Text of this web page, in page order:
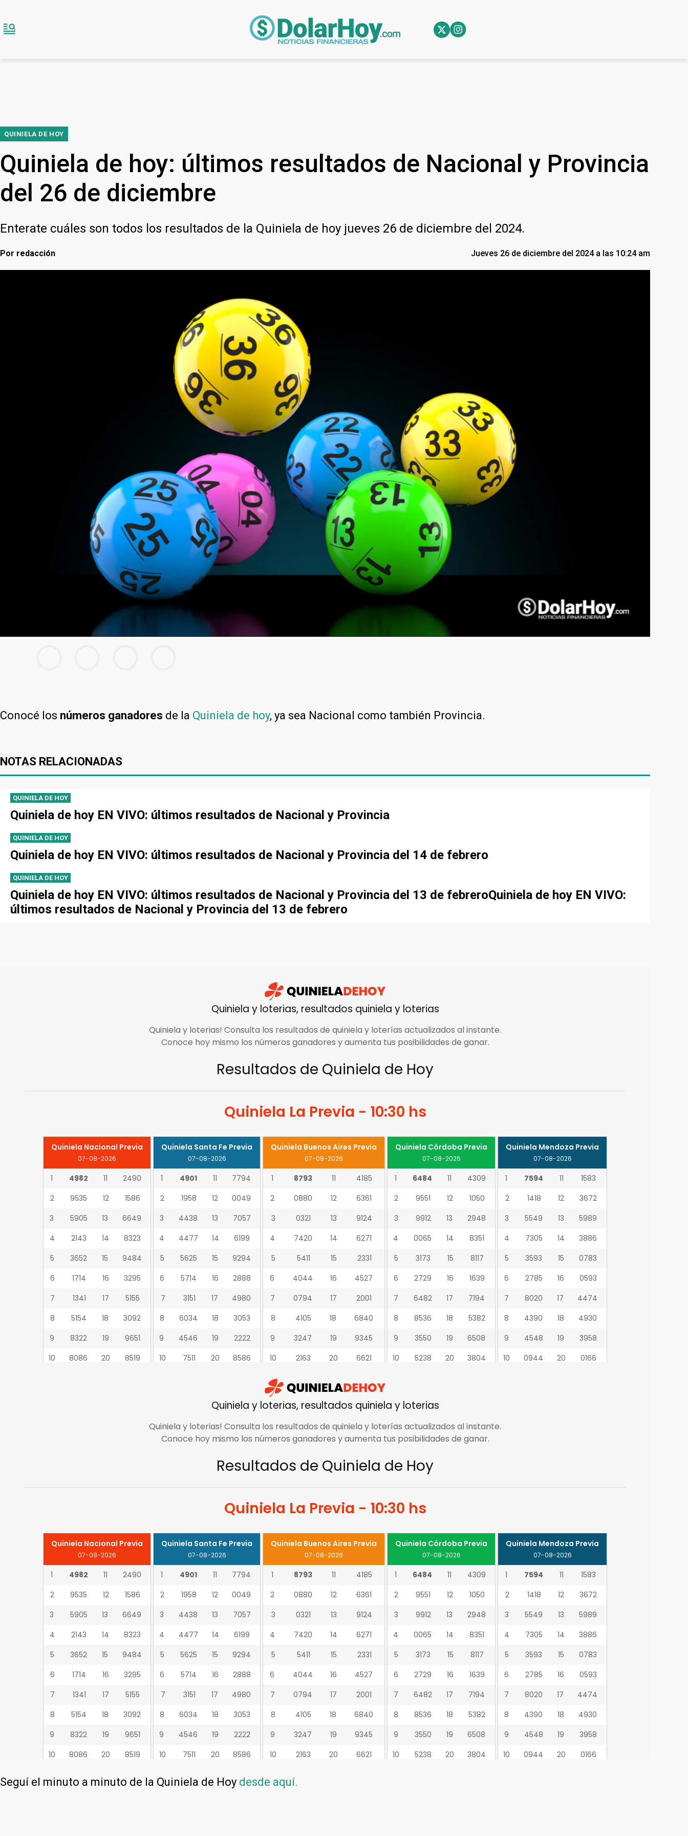
QUINIELA DE HOY
Quiniela de hoy: últimos resultados de Nacional y Provincia
del 26 de diciembre
Enterate cuáles son todos los resultados de la Quiniela de hoy jueves 26 de diciembre del 2024.
Por redacción Jueves 26 de diciembre del 2024 a las 10:24 am
Conocé los números ganadores de la Quiniela de hoy, ya sea Nacional como también Provincia.
NOTAS RELACIONADAS
QUINIELA DE HOY
Quiniela de hoy EN VIVO: últimos resultados de Nacional y Provincia
QUINIELA DE HOY
Quiniela de hoy EN VIVO: últimos resultados de Nacional y Provincia del 14 de febrero
QUINIELA DE HOY
Quiniela de hoy EN VIVO: últimos resultados de Nacional y Provincia del 13 de febreroQuiniela de hoy EN VIVO:
últimos resultados de Nacional y Provincia del 13 de febrero
Seguí el minuto a minuto de la Quiniela de Hoy desde aquí.